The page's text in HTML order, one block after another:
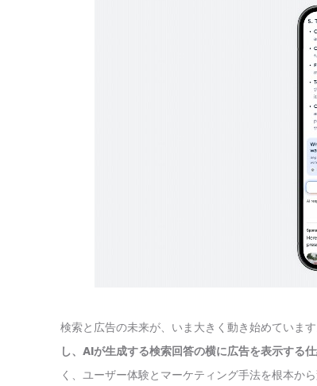
検索と広告の未来が、いま大きく動き始めています
し、AIが生成する検索回答の横に広告を表示する
く、ユーザー体験とマーケティング手法を根本か